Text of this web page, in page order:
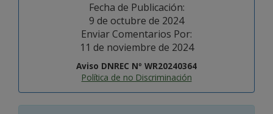
Fecha de Publicación:
9 de octubre de 2024
Enviar Comentarios Por:
11 de noviembre de 2024
Aviso DNREC Nº WR20240364
Política de no Discriminación